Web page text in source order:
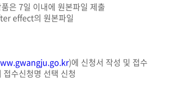
은 7일 이내에 원본파일 제출
effect의 원본파일
)에 신청서 작성 및 접수
수신청명 선택 신청